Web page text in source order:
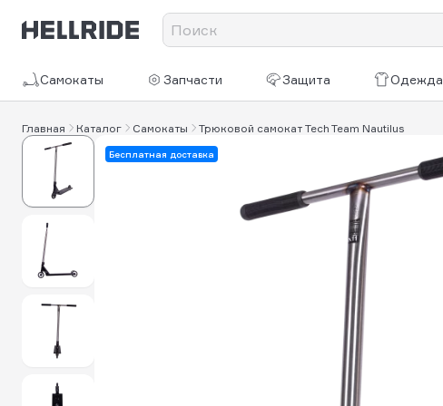
Самокаты Запчасти Защита Одежда
Главная Каталог Самокаты Трюковой самокат Tech Team Nautilus
Бесплатная доставка